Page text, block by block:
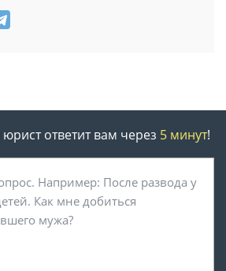
ответит вам через 5 минут!